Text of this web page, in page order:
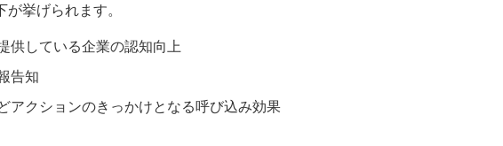
挙げられます。
供している企業の認知向上
告知
アクションのきっかけとなる呼び込み効果